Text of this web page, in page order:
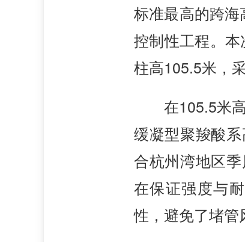
标准最高的跨
控制性工程。
柱高105.5米，
在105.5米
缓凝型聚羧酸
合杭州湾地区
在保证强度与
性，避免了堵管